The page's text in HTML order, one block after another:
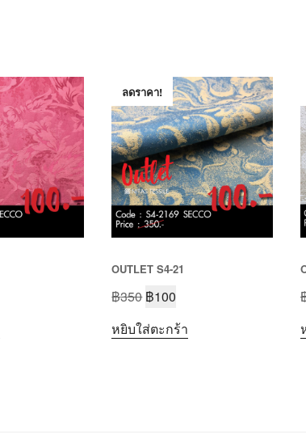
ลดราคา!
OUTLET S4-21
฿350 ฿100
หยิบใส่ตะกร้า